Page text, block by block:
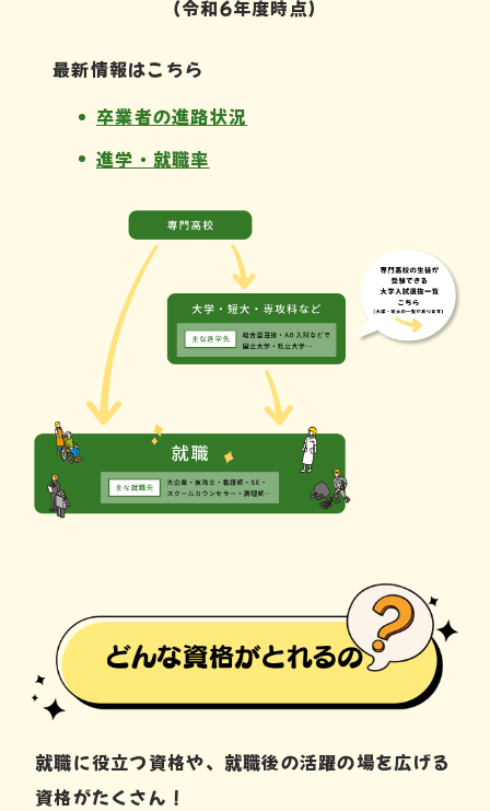
（令和6年度時点）
最新情報はこちら
卒業者の進路状況
進学・就職率
就職に役立つ資格や、就職後の活躍の場を広げる
資格がたくさん！